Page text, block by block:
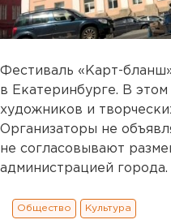
Фестиваль «Карт-
в Екатеринбурге. В
художников и
Организаторы не
не согласовывают
администрацией города.
Общество Культура